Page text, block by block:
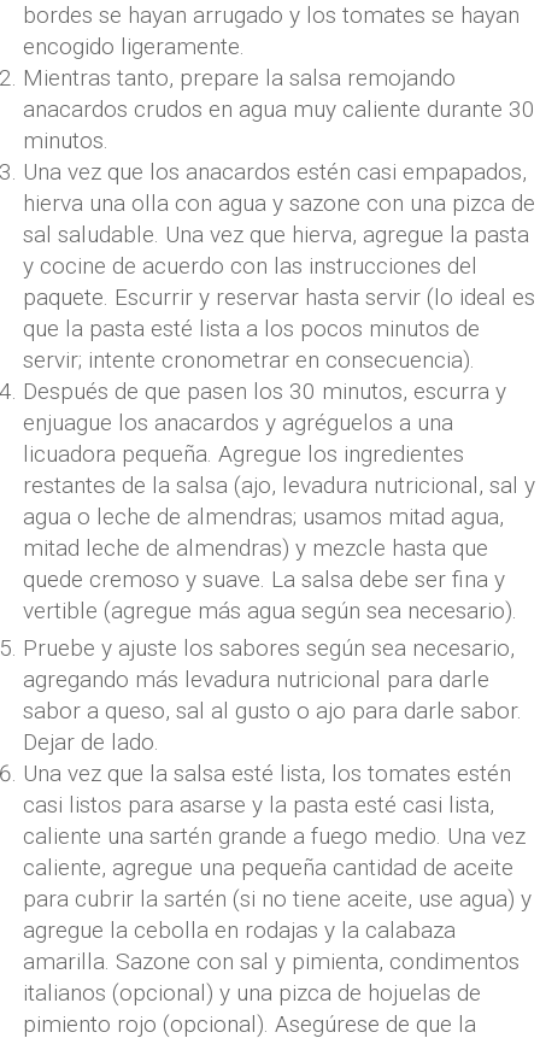
bordes se hayan arrugado y los tomates se hayan
encogido ligeramente.
Mientras tanto, prepare la salsa remojando
anacardos crudos en agua muy caliente durante 30
minutos.
Una vez que los anacardos estén casi empapados,
hierva una olla con agua y sazone con una pizca de
sal saludable. Una vez que hierva, agregue la pasta
y cocine de acuerdo con las instrucciones del
paquete. Escurrir y reservar hasta servir (lo ideal es
que la pasta esté lista a los pocos minutos de
servir; intente cronometrar en consecuencia).
Después de que pasen los 30 minutos, escurra y
enjuague los anacardos y agréguelos a una
licuadora pequeña. Agregue los ingredientes
restantes de la salsa (ajo, levadura nutricional, sal y
agua o leche de almendras; usamos mitad agua,
mitad leche de almendras) y mezcle hasta que
quede cremoso y suave. La salsa debe ser fina y
vertible (agregue más agua según sea necesario).
Pruebe y ajuste los sabores según sea necesario,
agregando más levadura nutricional para darle
sabor a queso, sal al gusto o ajo para darle sabor.
Dejar de lado.
Una vez que la salsa esté lista, los tomates estén
casi listos para asarse y la pasta esté casi lista,
caliente una sartén grande a fuego medio. Una vez
caliente, agregue una pequeña cantidad de aceite
para cubrir la sartén (si no tiene aceite, use agua) y
agregue la cebolla en rodajas y la calabaza
amarilla. Sazone con sal y pimienta, condimentos
italianos (opcional) y una pizca de hojuelas de
pimiento rojo (opcional). Asegúrese de que la